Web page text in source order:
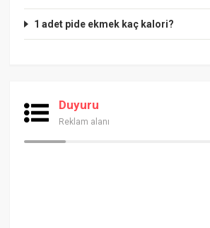
1 adet pide ekmek kaç kalori?
Duyuru
Reklam alanı